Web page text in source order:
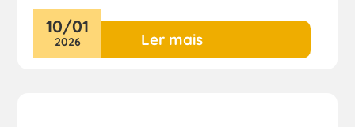
Ler mais
10/01
2026